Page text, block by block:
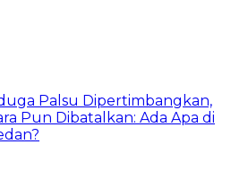
Palsu Dipertimbangkan,
Pun Dibatalkan: Ada Apa di